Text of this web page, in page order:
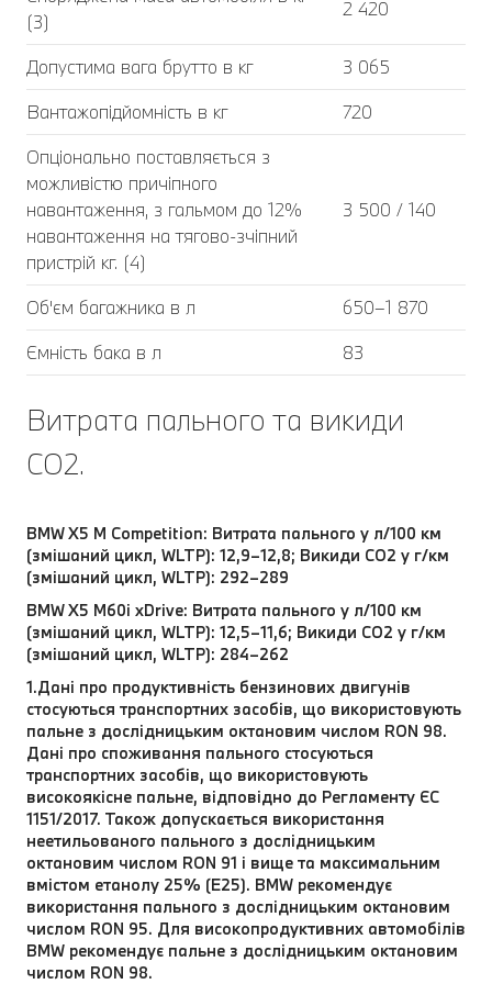
(3)
2 420
Допустима вага брутто в кг
3 065
Вантажопідйомність в кг
720
Опціонально поставляється з
можливістю причіпного
навантаження, з гальмом до 12%
навантаження на тягово-зчіпний
пристрій кг. (4)
3 500 / 140
Об'єм багажника в л
650–1 870
Ємність бака в л
83
Витрата пального та викиди
CO2.
BMW X5 M Competition: Витрата пального у л/100 км
(змішаний цикл, WLTP): 12,9–12,8; Викиди CO2 у г/км
(змішаний цикл, WLTP): 292–289
BMW X5 M60i xDrive: Витрата пального у л/100 км
(змішаний цикл, WLTP): 12,5–11,6; Викиди CO2 у г/км
(змішаний цикл, WLTP): 284–262
1.Дані про продуктивність бензинових двигунів
стосуються транспортних засобів, що використовують
пальне з дослідницьким октановим числом RON 98.
Дані про споживання пального стосуються
транспортних засобів, що використовують
високоякісне пальне, відповідно до Регламенту ЄС
1151/2017. Також допускається використання
неетильованого пального з дослідницьким
октановим числом RON 91 і вище та максимальним
вмістом етанолу 25% (E25). BMW рекомендує
використання пального з дослідницьким октановим
числом RON 95. Для високопродуктивних автомобілів
BMW рекомендує пальне з дослідницьким октановим
числом RON 98.